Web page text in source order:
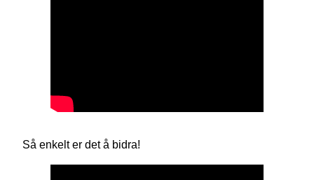
Så enkelt er det å bidra!